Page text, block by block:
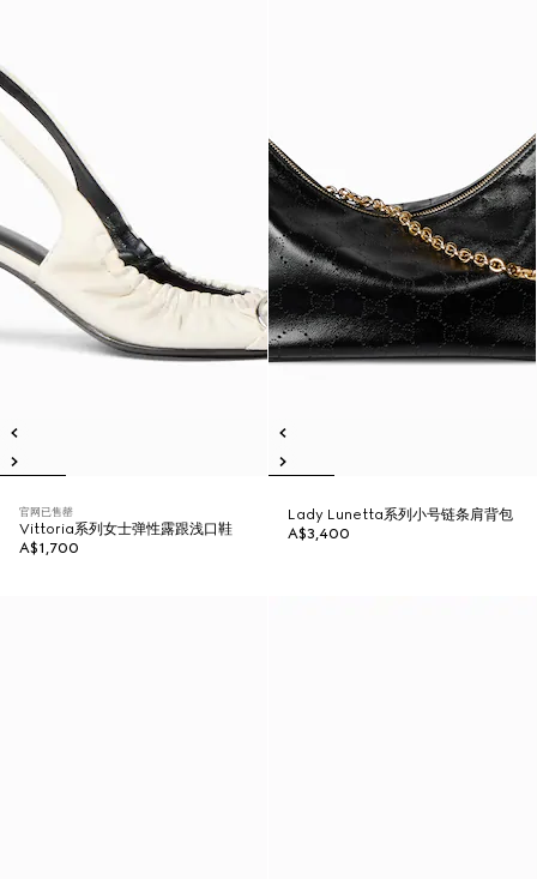
官网已售罄
Vittoria系列女士弹性露跟浅口鞋
A$1,700
Lady Lunetta系列小号链条肩背包
A$3,400